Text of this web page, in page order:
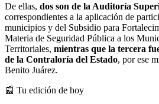
De ellas, dos son de la Auditoría
correspondientes a la aplicación de
municipios y del Subsidio para
Materia de Seguridad Pública a los
Territoriales, mientras que la tercera
de la Contraloría del Estado, por ese
Benito Juárez.
📰 Tu edición de hoy